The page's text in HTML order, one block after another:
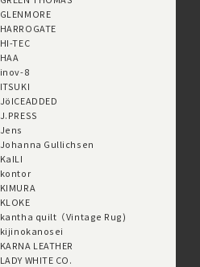
GLENMORE
HARROGATE
HI-TEC
HAA
inov-8
ITSUKI
JöICEADDED
J.PRESS
Jens
Johanna Gullichsen
KaILI
kontor
KIMURA
KLOKE
kantha quilt（Vintage Rug)
kijinokanosei
KARNA LEATHER
LADY WHITE CO.